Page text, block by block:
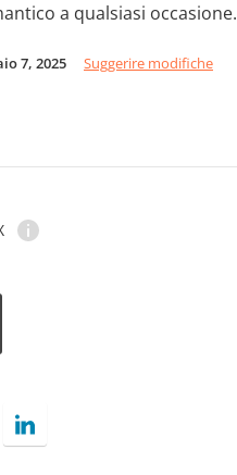
a qualsiasi occasione.
7, 2025 Suggerire modifiche